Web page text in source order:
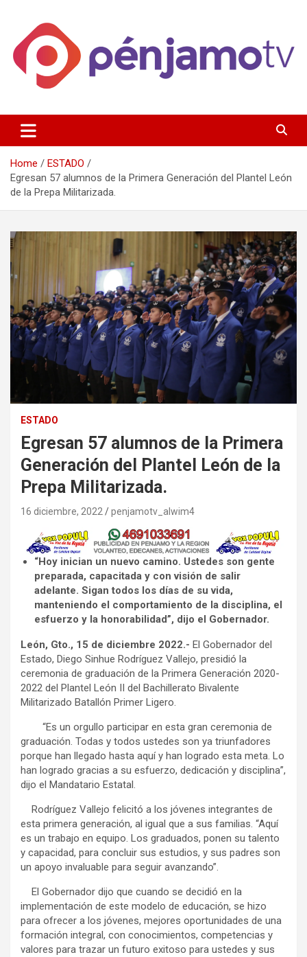
content
Penjamotv
Gto y la region.
Home
ESTADO
Egresan 57 alumnos de la Primera Generación del Plantel León
de la Prepa Militarizada.
ESTADO
Egresan 57 alumnos de la Primera
Generación del Plantel León de la
Prepa Militarizada.
16 diciembre, 2022 penjamotv_alwim4
“Hoy inician un nuevo camino. Ustedes son gente
preparada, capacitada y con visión de salir
adelante. Sigan todos los días de su vida,
manteniendo el comportamiento de la disciplina, el
esfuerzo y la honorabilidad”, dijo el Gobernador.
León, Gto., 15 de diciembre 2022.- El Gobernador del
Estado, Diego Sinhue Rodríguez Vallejo, presidió la
ceremonia de graduación de la Primera Generación 2020-
2022 del Plantel León II del Bachillerato Bivalente
Militarizado Batallón Primer Ligero.
“Es un orgullo participar en esta gran ceremonia de
graduación. Todas y todos ustedes son ya triunfadores
porque han llegado hasta aquí y han logrado esta meta. Lo
han logrado gracias a su esfuerzo, dedicación y disciplina”,
dijo el Mandatario Estatal.
Rodríguez Vallejo felicitó a los jóvenes integrantes de
esta primera generación, al igual que a sus familias. “Aquí
es un trabajo en equipo. Los graduados, ponen su talento
y capacidad, para concluir sus estudios, y sus padres son
un apoyo invaluable para seguir avanzando”.
El Gobernador dijo que cuando se decidió en la
implementación de este modelo de educación, se hizo
para ofrecer a los jóvenes, mejores oportunidades de una
formación integral, con conocimientos, competencias y
valores para trazar un futuro exitoso para ustedes y sus